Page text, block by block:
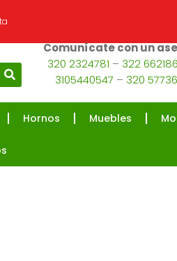
Comunícate con un
320 2324781 – 322
3105440547 – 320
Hornos Muebles